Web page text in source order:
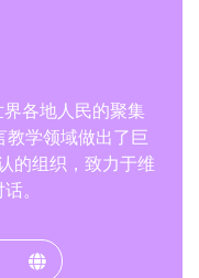
各地人民的聚集
学领域做出了巨
的组织，致力于维
。